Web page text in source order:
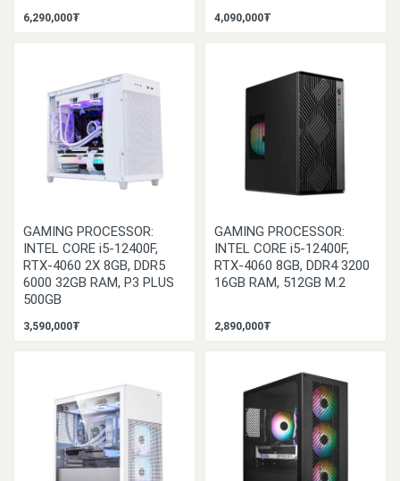
6,290,000₮ 4,090,000₮
GAMING PROCESSOR:
INTEL CORE i5-12400F,
RTX-4060 2X 8GB, DDR5
6000 32GB RAM, P3 PLUS
500GB
3,590,000₮
GAMING PROCESSOR:
INTEL CORE i5-12400F,
RTX-4060 8GB, DDR4 3200
16GB RAM, 512GB M.2
2,890,000₮